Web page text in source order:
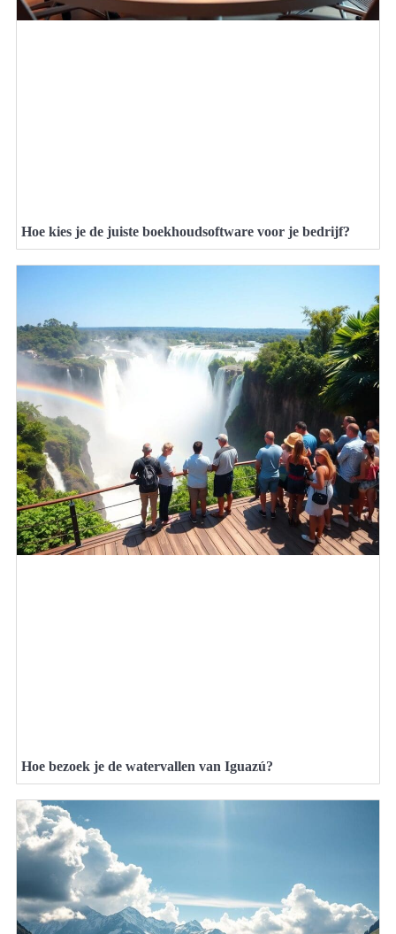
Hoe kies je de juiste boekhoudsoftware voor je bedrijf?
Hoe bezoek je de watervallen van Iguazú?